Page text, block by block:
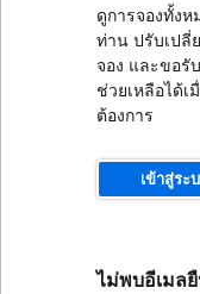
ดูการจองทั้งห
ท่าน ปรับเปลี่
จอง และขอรั
ช่วยเหลือได้เ
ต้องการ
เข้าสู่ระ
ไม่พบอีเมล